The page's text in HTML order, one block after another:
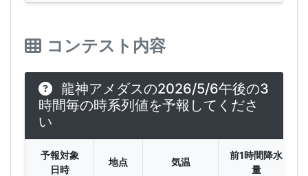
コンテスト内容
龍神アメダスの2026/5/6午後の3
時間毎の時系列値を予報してくださ
い
予報対象
日時
地点 気温
前1時間降水
量